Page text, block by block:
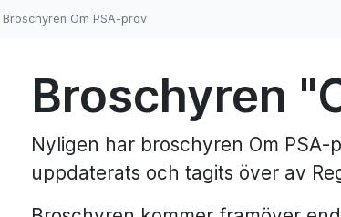
Broschyren Om PSA-prov
Broschyren
Nyligen har broschyren Om
uppdaterats och tagits över av